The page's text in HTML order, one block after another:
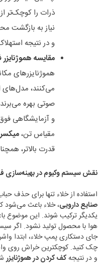
ذرات را کوچک‌تر
و در نتیجه
مقایسه هموژنایزر
هموژنایزرهای
می‌کنند، مدل‌های
صوتی بهره
و آزمایشگاهی
مقیاس تن،
قدرت بالاتر،
نقش سیستم وکیوم در بهینه‌سازی
استفاده از خلاء تنها برای حذف
صنایع دارویی، خلاء باعث می‌شود
یکدیگر ترکیب شوند. این موضوع
هوا با محصول تولید نشود. اگر
جای دستکاری پمپ خلاء، ابتدا
چک کنید. کوچکترین خراش روی
و در نتیجهکف کردن در هموژنایزر